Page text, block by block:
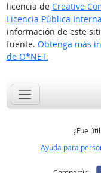
licencia de Creative
Licencia Pública
información de este
fuente. Obtenga más
de O*NET.
¿Fue
Ayuda para